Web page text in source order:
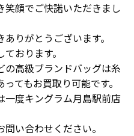
顔でご快諾いただきまし
りがとうございます。
おります。
の高級ブランドバッグは糸
てもお買取り可能です。
一度キングラム月島駅前店
い合わせください。